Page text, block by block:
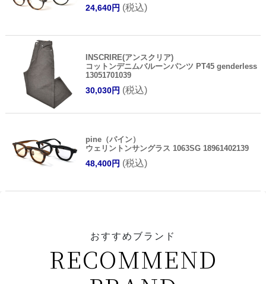
24,640円 (税込)
INSCRIRE(アンスクリア)
コットンデニムバルーンパンツ PT45 genderless
13051701039
30,030円 (税込)
pine（パイン）
ウェリントンサングラス 1063SG 18961402139
48,400円 (税込)
おすすめブランド
RECOMMEND